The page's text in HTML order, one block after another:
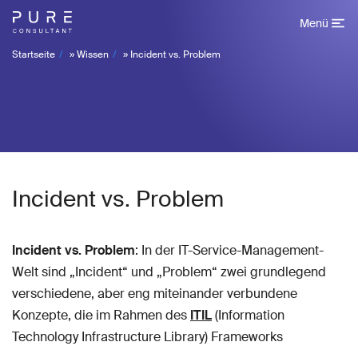
Menü
Startseite »Wissen » Incident vs. Problem
Incident vs. Problem
Incident vs. Problem: In der IT-Service-Management-
Welt sind „Incident“ und „Problem“ zwei grundlegend
verschiedene, aber eng miteinander verbundene
Konzepte, die im Rahmen des ITIL(Information
Technology Infrastructure Library) Frameworks